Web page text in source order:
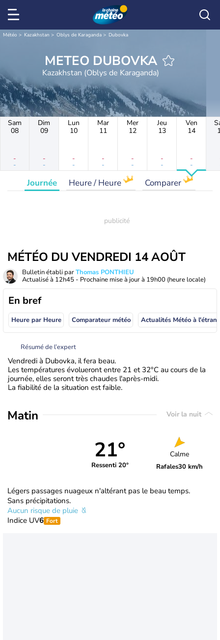
Météo Kazakhstan Oblys de Karaganda Dubovka
METEO DUBOVKA
Kazakhstan (Oblys de Karaganda)
Sam
08
-
-
Dim
09
-
-
Lun
10
-
-
Mar
11
-
-
Mer
12
-
-
Jeu
13
-
-
Ven
14
-
-
Journée Heure / Heure Comparer
MÉTÉO DU VENDREDI 14 AOÛT
Bulletin établi parThomas PONTHIEU
Actualisé à 12h45 - Prochaine mise à jour à 19h00 (heure locale)
En bref
Heure par Heure Comparateur météo
Résumé de l’expert
Vendredi à Dubovka, il fera beau.
Les températures évolueront entre 21 et 32°C au cours de la
journée, elles seront très chaudes l'après-midi.
La fiabilité de la situation est faible.
Matin Voir la nuit
21°
Ressenti 20°
Calme
Rafales30 km/h
Légers passages nuageux n'altérant pas le beau temps.
Sans précipitations.
Aucun risque de pluie
Indice UV6 Fort